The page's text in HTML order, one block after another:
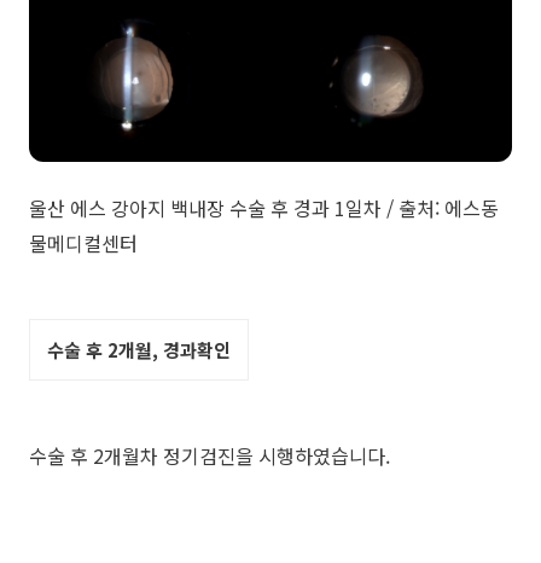
울산 에스 강아지 백내장 수술 후 경과 1일차 / 출처: 에스동
물메디컬센터
수술 후 2개월, 경과확인
수술 후 2개월차 정기검진을 시행하였습니다.